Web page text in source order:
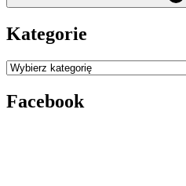
Kategorie
Kategorie
Facebook